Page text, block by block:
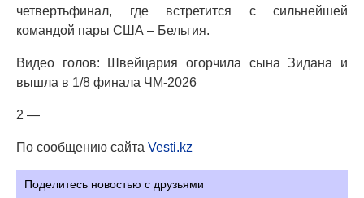
четвертьфинал, где встретится с сильнейшей
командой пары США – Бельгия.
Видео голов: Швейцария огорчила сына Зидана и
вышла в 1/8 финала ЧМ-2026
2 —
По сообщению сайта Vesti.kz
Поделитесь новостью с друзьями